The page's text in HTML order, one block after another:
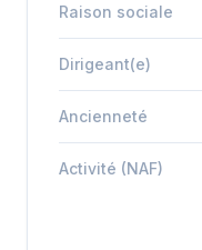
Raison sociale
Dirigeant(e)
Ancienneté
Activité (NAF)